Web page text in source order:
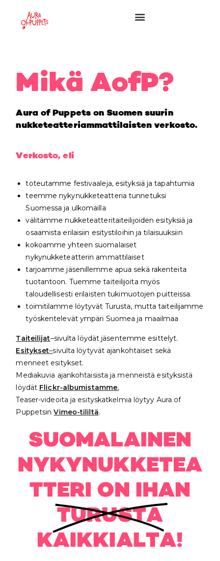
Mikä AofP?
Aura of Puppets on Suomen suurin
nukketeatteriammattilaisten verkosto.
Verkosto, eli
toteutamme festivaaleja, esityksiä ja tapahtumia
teemme nykynukketeatteria tunnetuksi
Suomessa ja ulkomailla
välitämme nukketeatteritaiteilijoiden esityksiä ja
osaamista erilaisiin esitystiloihin ja tilaisuuksiin
kokoamme yhteen suomalaiset
nykynukketeatterin ammattilaiset
tarjoamme jäsenillemme apua sekä rakenteita
tuotantoon. Tuemme taiteilijoita myös
taloudellisesti erilaisten tukimuotojen puitteissa.
toimitilamme löytyvät Turusta, mutta taiteilijamme
työskentelevät ympäri Suomea ja maailmaa
Taiteilijat–sivulta löydät jäsentemme esittelyt.
Esitykset–sivulta löytyvät ajankohtaiset sekä
menneet esitykset.
Mediakuvia ajankohtaisista ja menneistä esityksistä
löydät Flickr-albumistamme.
Teaser-videoita ja esityskatkelmia löytyy Aura of
PuppetsinVimeo-tililtä.
SUOMALAINEN
NYKYNUKKETEA
TTERI ON IHAN
TURUSTA
KAIKKIALTA!